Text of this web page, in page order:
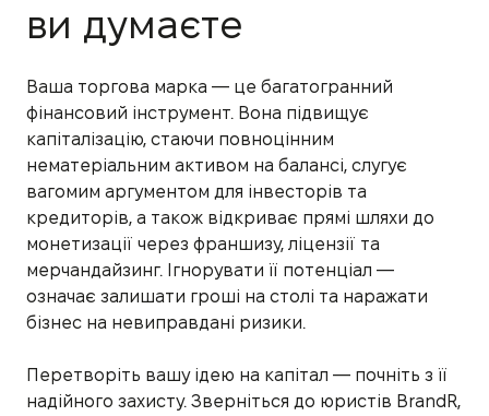
ви думаєте
Ваша торгова марка — це багатогранний
фінансовий інструмент. Вона підвищує
капіталізацію, стаючи повноцінним
нематеріальним активом на балансі, слугує
вагомим аргументом для інвесторів та
кредиторів, а також відкриває прямі шляхи до
монетизації через франшизу, ліцензії та
мерчандайзинг. Ігнорувати її потенціал —
означає залишати гроші на столі та наражати
бізнес на невиправдані ризики.
Перетворіть вашу ідею на капітал — почніть з її
надійного захисту. Зверніться до юристів BrandR,